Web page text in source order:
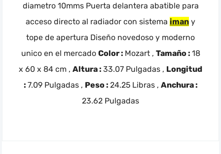
diametro 10mms Puerta delantera abatible para
acceso directo al radiador con sistema iman y
tope de apertura Diseño novedoso y moderno
unico en el mercado Color : Mozart , Tamaño : 18
x 60 x 84 cm , Altura : 33.07 Pulgadas , Longitud
: 7.09 Pulgadas , Peso : 24.25 Libras , Anchura :
23.62 Pulgadas